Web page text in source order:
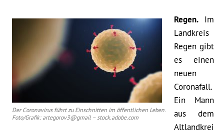
Der Coronavirus führt zu Einschnitten im öffentlichen Leben.
Foto/Grafik: artegorov3@gmail – stock.adobe.com
Regen. Im
Landkreis
Regen gibt
es einen
neuen
Coronafall.
Ein Mann
aus dem
Altlandkrei